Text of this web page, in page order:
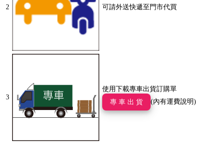
2 可請外送快遞至門市代買
3
使用下載專車出貨訂購單
專 車 出 貨
(內有運費說明)